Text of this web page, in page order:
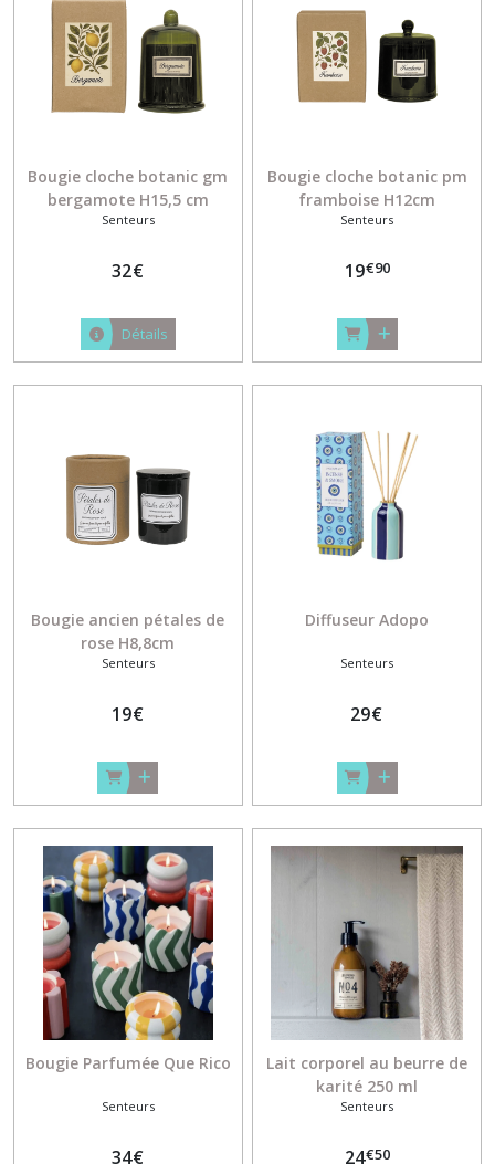
Bougie cloche botanic gm
bergamote H15,5 cm
Senteurs
32€
Détails
Bougie cloche botanic pm
framboise H12cm
Senteurs
19€90
Bougie ancien pétales de
rose H8,8cm
Senteurs
19€
Diffuseur Adopo
Senteurs
29€
Bougie Parfumée Que Rico
Senteurs
34€
Lait corporel au beurre de
karité 250 ml
Senteurs
24€50